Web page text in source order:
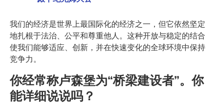
我们的经济是世界上最国际化的经济之一，但它依然坚定
地扎根于法治、公平和尊重他人。这种开放与稳定的结合
使我们能够适应、创新，并在快速变化的全球环境中保持
竞争力。
你经常称卢森堡为“桥梁建设者”。你
能详细说说吗？